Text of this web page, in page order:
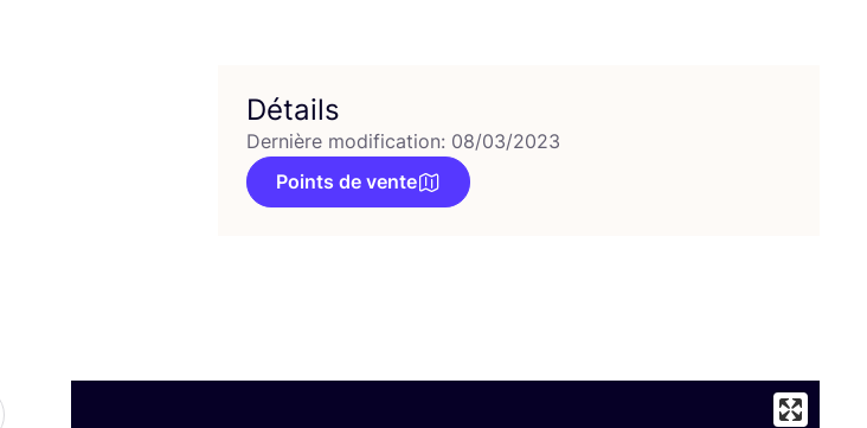
Détails
Dernière modification: 08/03/2023
Points de vente